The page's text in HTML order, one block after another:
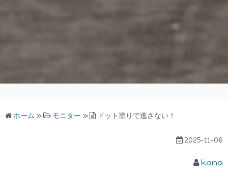
ホーム » モニター » ドット塗りで逃さない！
2025-11-06
kana